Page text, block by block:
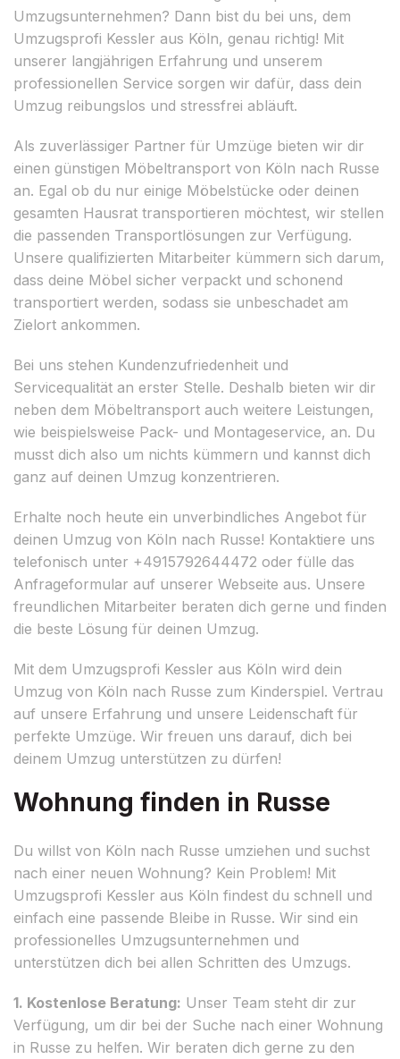
Umzugsunternehmen? Dann bist du bei uns, dem
Umzugsprofi Kessler aus Köln, genau richtig! Mit
unserer langjährigen Erfahrung und unserem
professionellen Service sorgen wir dafür, dass dein
Umzug reibungslos und stressfrei abläuft.
Als zuverlässiger Partner für Umzüge bieten wir dir
einen günstigen Möbeltransport von Köln nach Russe
an. Egal ob du nur einige Möbelstücke oder deinen
gesamten Hausrat transportieren möchtest, wir stellen
die passenden Transportlösungen zur Verfügung.
Unsere qualifizierten Mitarbeiter kümmern sich darum,
dass deine Möbel sicher verpackt und schonend
transportiert werden, sodass sie unbeschadet am
Zielort ankommen.
Bei uns stehen Kundenzufriedenheit und
Servicequalität an erster Stelle. Deshalb bieten wir dir
neben dem Möbeltransport auch weitere Leistungen,
wie beispielsweise Pack- und Montageservice, an. Du
musst dich also um nichts kümmern und kannst dich
ganz auf deinen Umzug konzentrieren.
Erhalte noch heute ein unverbindliches Angebot für
deinen Umzug von Köln nach Russe! Kontaktiere uns
telefonisch unter +4915792644472 oder fülle das
Anfrageformular auf unserer Webseite aus. Unsere
freundlichen Mitarbeiter beraten dich gerne und finden
die beste Lösung für deinen Umzug.
Mit dem Umzugsprofi Kessler aus Köln wird dein
Umzug von Köln nach Russe zum Kinderspiel. Vertrau
auf unsere Erfahrung und unsere Leidenschaft für
perfekte Umzüge. Wir freuen uns darauf, dich bei
deinem Umzug unterstützen zu dürfen!
Wohnung finden in Russe
Du willst von Köln nach Russe umziehen und suchst
nach einer neuen Wohnung? Kein Problem! Mit
Umzugsprofi Kessler aus Köln findest du schnell und
einfach eine passende Bleibe in Russe. Wir sind ein
professionelles Umzugsunternehmen und
unterstützen dich bei allen Schritten des Umzugs.
1. Kostenlose Beratung: Unser Team steht dir zur
Verfügung, um dir bei der Suche nach einer Wohnung
in Russe zu helfen. Wir beraten dich gerne zu den